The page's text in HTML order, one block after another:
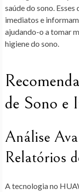
saúde do sono.
imediatos e
ajudando-o a tomar
higiene do sono.
de Sono e
Análise
Relatórios
A tecnologia no